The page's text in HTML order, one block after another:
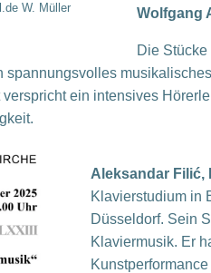
W. Müller
Wolfgang
Die
spannungsvolles
ein intensives
Aleksandar Filić,
Klavierstudium in
Düsseldorf. Sein
Klaviermusik. Er